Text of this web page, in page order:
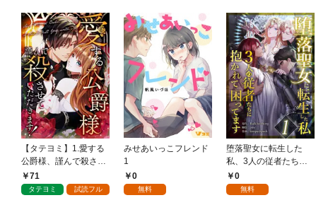
【タテヨミ】1.愛する
公爵様、謹んで殺させ
ていただきます！
71
タテヨミ 試読フル
みせあいっこフレンド
1
0
無料
堕落聖女に転生した
私、3人の従者たちに
抱かれて困ってます 第
1話
0
無料